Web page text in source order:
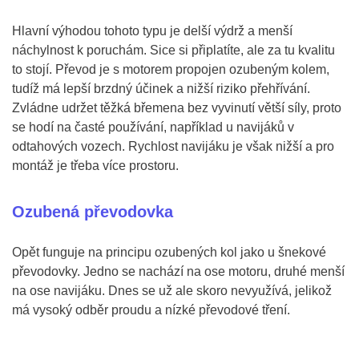
Hlavní výhodou tohoto typu je delší výdrž a menší
náchylnost k poruchám. Sice si připlatíte, ale za tu kvalitu
to stojí. Převod je s motorem propojen ozubeným kolem,
tudíž má lepší brzdný účinek a nižší riziko přehřívání.
Zvládne udržet těžká břemena bez vyvinutí větší síly, proto
se hodí na časté používání, například u navijáků v
odtahových vozech. Rychlost navijáku je však nižší a pro
montáž je třeba více prostoru.
Ozubená převodovka
Opět funguje na principu ozubených kol jako u šnekové
převodovky. Jedno se nachází na ose motoru, druhé menší
na ose navijáku. Dnes se už ale skoro nevyužívá, jelikož
má vysoký odběr proudu a nízké převodové tření.